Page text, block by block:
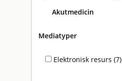
Akutmedicin
Mediatyper
Elektronisk resurs (7)